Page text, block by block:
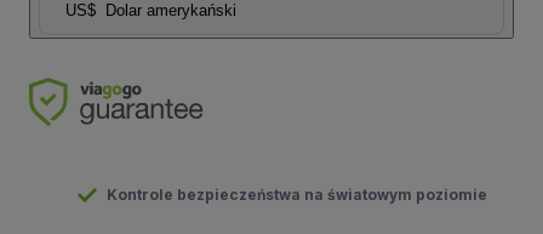
US$ Dolar amerykański
Kontrole bezpieczeństwa na światowym poziomie